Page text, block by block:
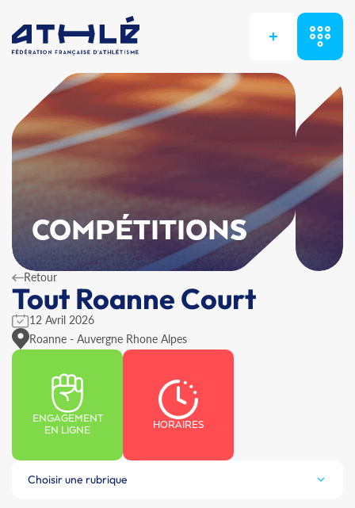
+
COMPÉTITIONS
Retour
Tout Roanne Court
12 Avril 2026
Roanne - Auvergne Rhone Alpes
ENGAGEMENT
EN LIGNE
HORAIRES
Choisir une rubrique